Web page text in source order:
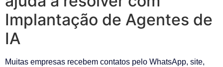
Implantação de Agentes de
IA
Muitas empresas recebem contatos pelo WhatsApp, site,